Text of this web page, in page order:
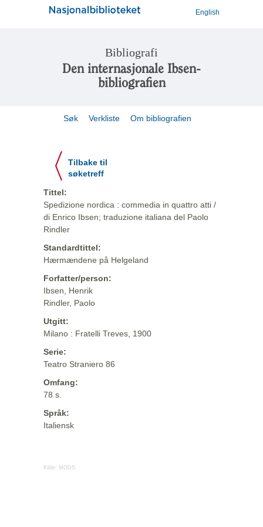
English
Bibliografi
Den internasjonale Ibsen-
bibliografien
Søk Verkliste Om bibliografien
Tilbake til
søketreff
Tittel:
Spedizione nordica : commedia in quattro atti /
di Enrico Ibsen; traduzione italiana del Paolo
Rindler
Standardtittel:
Hærmændene på Helgeland
Forfatter/person:
Ibsen, Henrik
Rindler, Paolo
Utgitt:
Milano : Fratelli Treves, 1900
Serie:
Teatro Straniero 86
Omfang:
78 s.
Språk:
Italiensk
Kilde: MODS